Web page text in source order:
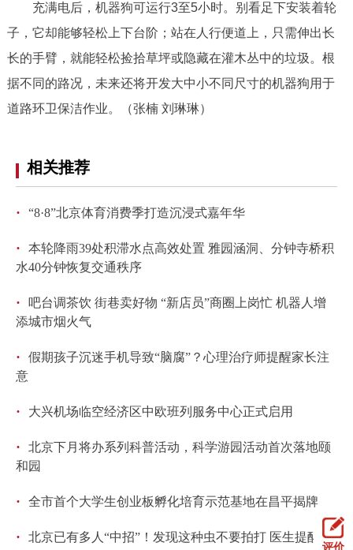
充满电后，机器狗可运行3至5小时。别看足下安装着轮
子，它却能够轻松上下台阶；站在人行便道上，只需伸出长
长的手臂，就能轻松捡拾草坪或隐藏在灌木丛中的垃圾。根
据不同的路况，未来还将开发大中小不同尺寸的机器狗用于
道路环卫保洁作业。（张楠 刘琳琳）
相关推荐
· “8·8”北京体育消费季打造沉浸式嘉年华
·
本轮降雨39处积滞水点高效处置 雅园涵洞、分钟寺桥积
水40分钟恢复交通秩序
·
吧台调茶饮 街巷卖好物 “新店员”商圈上岗忙 机器人增
添城市烟火气
·
假期孩子沉迷手机导致“脑腐”？心理治疗师提醒家长注
意
· 大兴机场临空经济区中欧班列服务中心正式启用
·
北京下月将办系列科普活动，科学游园活动首次落地颐
和园
· 全市首个大学生创业板孵化培育示范基地在昌平揭牌
· 北京已有多人“中招”！发现这种虫不要拍打 医生提醒
评价